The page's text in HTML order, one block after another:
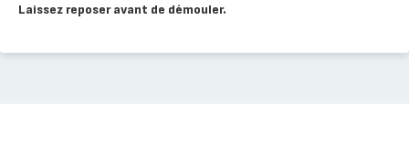
Laissez reposer avant de démouler.